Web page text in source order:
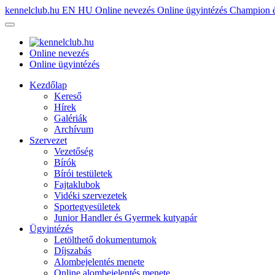
kennelclub.hu EN HU Online nevezés Online ügyintézés Champion
Online nevezés
Online ügyintézés
Kezdőlap
Kereső
Hírek
Galériák
Archívum
Szervezet
Vezetőség
Bírók
Bírói testületek
Fajtaklubok
Vidéki szervezetek
Sportegyesületek
Junior Handler és Gyermek kutyapár
Ügyintézés
Letölthető dokumentumok
Díjszabás
Alombejelentés menete
Online alombejelentés menete